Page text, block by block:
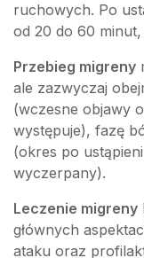
ruchowych. Po
od 20 do 60 minut,
Przebieg migreny
ale zazwyczaj
(wczesne objawy
występuje), fazę
(okres po
wyczerpany).
Leczenie migreny
głównych
ataku oraz